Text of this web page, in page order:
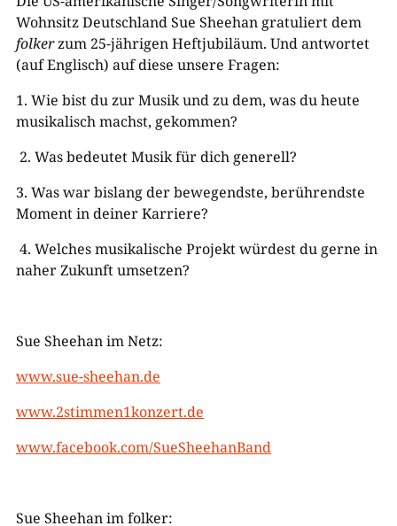
Wohnsitz Deutschland Sue Sheehan gratuliert dem
folkerzum 25-jährigen Heftjubiläum. Und antwortet
(auf Englisch) auf diese unsere Fragen:
1. Wie bist duzur Musik und zu dem, wasduheute
musikalisch machst, gekommen?
2. Was bedeutet Musik fürdichgenerell?
3. Was war bislang der bewegendste, berührendste
Moment indeinerKarriere?
4. Welches musikalische Projektwürdest dugerne in
naher Zukunft umsetzen?
Sue Sheehan im Netz:
www.sue-sheehan.de
www.2stimmen1konzert.de
www.facebook.com/SueSheehanBand
Sue Sheehan im folker: